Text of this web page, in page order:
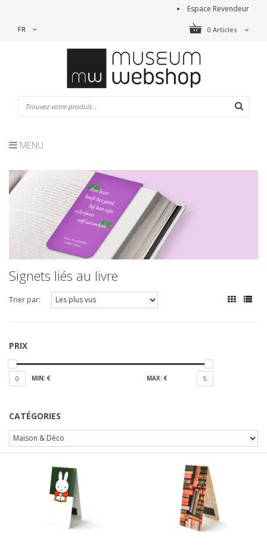
Espace Revendeur
0 Articles
FR
MENU
Signets liés au livre
Trier par:
PRIX
0 MIN: € MAX: € 5
CATÉGORIES